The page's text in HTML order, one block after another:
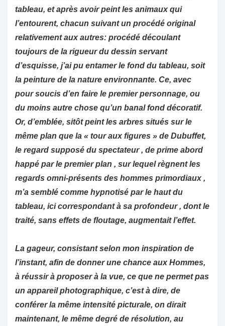
tableau, et après avoir peint les animaux qui
l’entourent, chacun suivant un procédé original
relativement aux autres: procédé découlant
toujours de la rigueur du dessin servant
d’esquisse, j’ai pu entamer le fond du tableau, soit
la peinture de la nature environnante. Ce, avec
pour soucis d’en faire le premier personnage, ou
du moins autre chose qu’un banal fond décoratif.
Or, d’emblée, sitôt peint les arbres situés sur le
même plan que la « tour aux figures » de Dubuffet,
le regard supposé du spectateur , de prime abord
happé par le premier plan , sur lequel règnent les
regards omni-présents des hommes primordiaux ,
m’a semblé comme hypnotisé par le haut du
tableau, ici correspondant à sa profondeur , dont le
traité, sans effets de floutage, augmentait l’effet.
La gageur, consistant selon mon inspiration de
l’instant, afin de donner une chance aux Hommes,
à réussir à proposer à la vue, ce que ne permet pas
un appareil photographique, c’est à dire, de
conférer la même intensité picturale, on dirait
maintenant, le même degré de résolution, au